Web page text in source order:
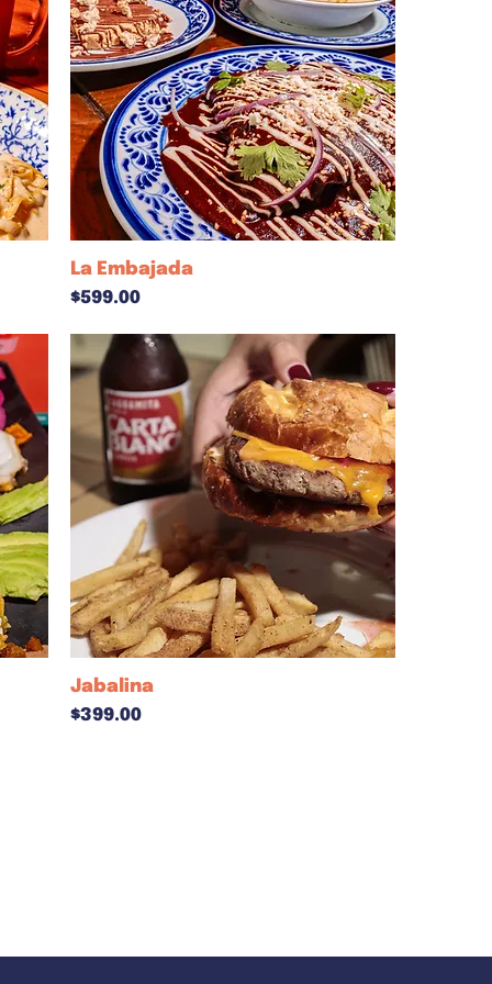
La Embajada
Precio
$599.00
Jabalina
Precio
$399.00